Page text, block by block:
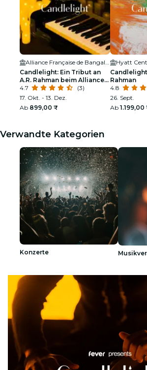
Candlelight: Ein Tribut an
A.R. Rahman beim Alliance
Française
4.7
(3)
17. Okt. - 13. Dez.
Ab 899,00 ₹
Rahman
4.8
26. Sept.
Ab 1.199,00
Verwandte Kategorien
Konzerte